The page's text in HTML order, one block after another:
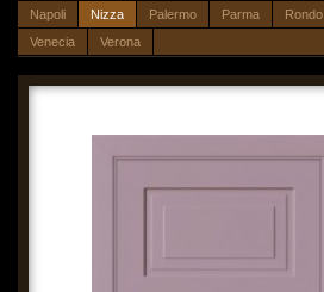
Napoli
Nizza Palermo Parma Rondo
Venecia
Verona